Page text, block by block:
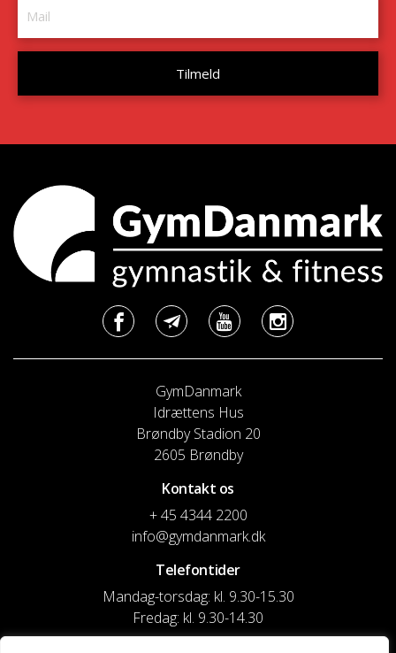
GymDanmark
Idrættens Hus
Brøndby Stadion 20
2605 Brøndby
Kontakt os
+ 45 4344 2200
info@gymdanmark.dk
Telefontider
Mandag-torsdag: kl. 9.30-15.30
Fredag: kl. 9.30-14.30